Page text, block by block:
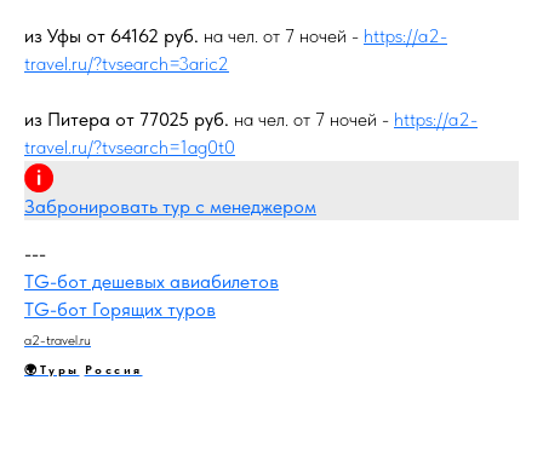
из Уфы от 64162 руб. на чел. от 7 ночей - https://a2-
travel.ru/?tvsearch=3aric2
из Питера от 77025 руб. на чел. от 7 ночей - https://a2-
travel.ru/?tvsearch=1ag0t0
Забронировать тур с менеджером
---
TG-бот дешевых авиабилетов
TG-бот Горящих туров
a2-travel.ru
🌍Туры Россия
запросы и пожелания;
Предложит именно те варианты
отелей, в которых точно уверен;
местоположению и другим вашим
личным параметрам
Будет с вами постоянно на связи
Расскажет, как лучше провести
время и поделится информацией
ПОДОБРАТЬ ТУР